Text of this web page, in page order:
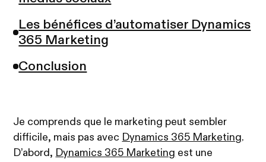
Les bénéfices d’automatiser Dynamics
365 Marketing
Conclusion
Je comprends que le marketing peut sembler
difficile, mais pas avec Dynamics 365 Marketing.
D’abord, Dynamics 365 Marketing est une